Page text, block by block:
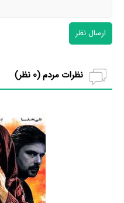
ارسال نظر
نظرات مردم (0 نظر)